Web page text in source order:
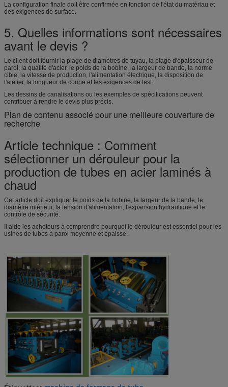
La configuration finale doit être confirmée en fonction de l'état du matériau et
des exigences de surface.
5. Quelles informations sont nécessaires
avant le devis ?
Le client doit fournir la plage de diamètres de tuyau, la plage d'épaisseur de
paroi, la qualité d'acier, le poids de la bobine, la largeur de bande, la norme
cible, la vitesse de production, l'alimentation électrique, la disposition de
l'atelier, la longueur de coupe et les exigences de test.
Les dessins de canalisations ou les exemples de spécifications peuvent
contribuer à rendre le devis plus précis.
Plan de contenu associé pour une meilleure couverture de
recherche
Article technique : Comment
sélectionner un dérouleur pour la
production de tubes en acier laminés à
chaud
Cet article doit expliquer le poids de la bobine, la largeur de la bande, le
diamètre intérieur, la tension d'alimentation, l'expansion hydraulique et le
contrôle de sécurité.
Il aide les acheteurs à comprendre pourquoi le dérouleur est essentiel pour les
usines de tubes à paroi moyenne et épaisse.